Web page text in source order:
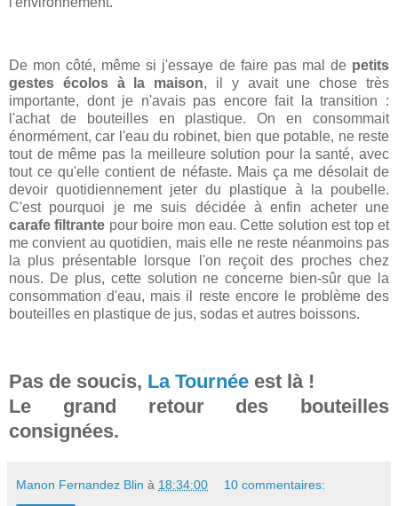
De mon côté, même si j'essaye de faire pas mal de petits
gestes écolos à la maison, il y avait une chose très
importante, dont je n'avais pas encore fait la transition :
l'achat de bouteilles en plastique. On en consommait
énormément, car l'eau du robinet, bien que potable, ne reste
tout de même pas la meilleure solution pour la santé, avec
tout ce qu'elle contient de néfaste. Mais ça me désolait de
devoir quotidiennement jeter du plastique à la poubelle.
C'est pourquoi je me suis décidée à enfin acheter une
carafe filtrante pour boire mon eau. Cette solution est top et
me convient au quotidien, mais elle ne reste néanmoins pas
la plus présentable lorsque l'on reçoit des proches chez
nous. De plus, cette solution ne concerne bien-sûr que la
consommation d'eau, mais il reste encore le problème des
bouteilles en plastique de jus, sodas et autres boissons.
Pas de soucis, La Tournée est là !
Le grand retour des bouteilles
consignées.
Manon Fernandez Blin à 18:34:00 10 commentaires: